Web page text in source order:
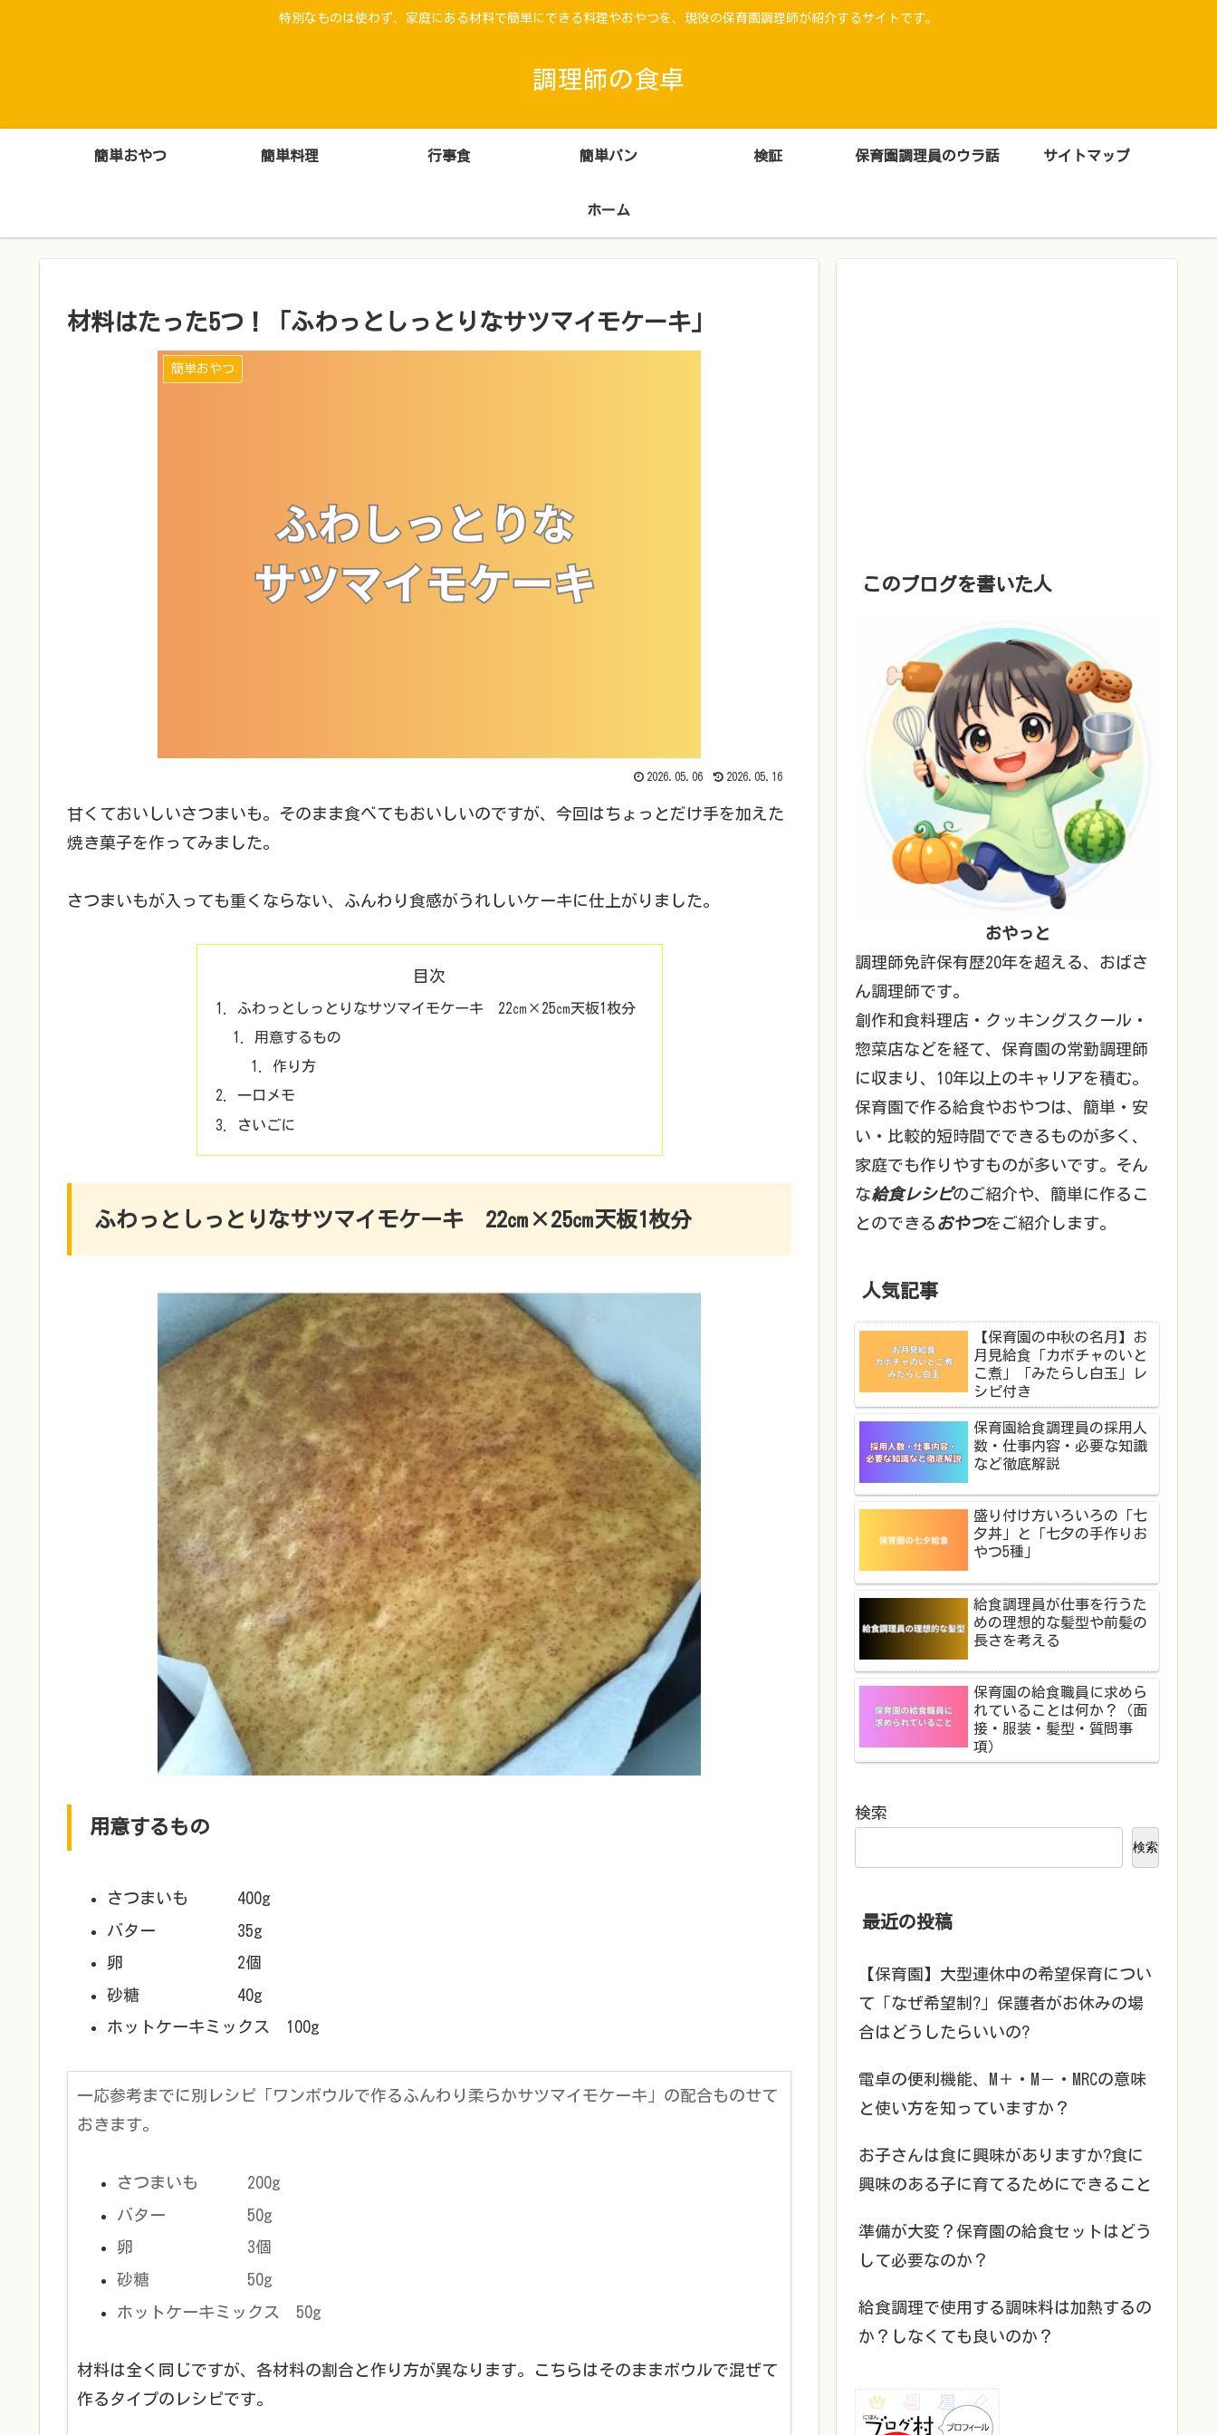
特別なものは使わず、家庭にある材料で簡単にできる料理やおやつを、現役の保育園調理師が紹介するサイトです。
調理師の食卓
簡単おやつ 簡単料理 行事食 簡単パン 検証 保育園調理員のウラ話 サイトマップ
ホーム
材料はたった5つ！「ふわっとしっとりなサツマイモケーキ」
簡単おやつ
2026.05.06 2026.05.16
甘くておいしいさつまいも。そのまま食べてもおいしいのですが、今回はちょっとだけ手を加えた
焼き菓子を作ってみました。
さつまいもが入っても重くならない、ふんわり食感がうれしいケーキに仕上がりました。
目次
ふわっとしっとりなサツマイモケーキ 22㎝×25㎝天板1枚分
用意するもの
作り方
一口メモ
さいごに
ふわっとしっとりなサツマイモケーキ 22㎝×25㎝天板1枚分
用意するもの
さつまいも 400g
バター 35g
卵 2個
砂糖 40g
ホットケーキミックス 100g
一応参考までに別レシピ「ワンボウルで作るふんわり柔らかサツマイモケーキ」の配合ものせて
おきます。
さつまいも 200g
バター 50g
卵 3個
砂糖 50g
ホットケーキミックス 50g
材料は全く同じですが、各材料の割合と作り方が異なります。こちらはそのままボウルで混ぜて
作るタイプのレシピです。
このブログを書いた人
おやっと
調理師免許保有歴20年を超える、おばさ
ん調理師です。
創作和食料理店・クッキングスクール・
惣菜店などを経て、保育園の常勤調理師
に収まり、10年以上のキャリアを積む。
保育園で作る給食やおやつは、簡単・安
い・比較的短時間でできるものが多く、
家庭でも作りやすものが多いです。そん
な給食レシピのご紹介や、簡単に作るこ
とのできる おやつをご紹介します。
人気記事
【保育園の中秋の名月】お
月見給食「カボチャのいと
こ煮」「みたらし白玉」レ
シピ付き
保育園給食調理員の採用人
数・仕事内容・必要な知識
など徹底解説
盛り付け方いろいろの「七
夕丼」と「七夕の手作りお
やつ5種」
給食調理員が仕事を行うた
めの理想的な髪型や前髪の
長さを考える
保育園の給食職員に求めら
れていることは何か？（面
接・服装・髪型・質問事
項）
検索
検索
最近の投稿
【保育園】大型連休中の希望保育につい
て「なぜ希望制?」保護者がお休みの場
合はどうしたらいいの?
電卓の便利機能、M＋・M－・MRCの意味
と使い方を知っていますか？
お子さんは食に興味がありますか?食に
興味のある子に育てるためにできること
準備が大変？保育園の給食セットはどう
して必要なのか？
給食調理で使用する調味料は加熱するの
か？しなくても良いのか？